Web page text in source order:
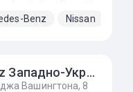
Benz Nissan
Mercedes-Benz Западно-Украинский Автомобильный Дом
Вашингтона, 8